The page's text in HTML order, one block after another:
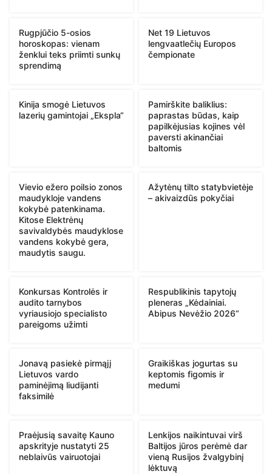
Rugpjūčio 5-osios
horoskopas: vienam
ženklui teks priimti sunkų
sprendimą
Net 19 Lietuvos
lengvaatlečių Europos
čempionate
Kinija smogė Lietuvos
lazerių gamintojai „Ekspla“
Pamirškite baliklius:
paprastas būdas, kaip
papilkėjusias kojines vėl
paversti akinančiai
baltomis
Vievio ežero poilsio zonos
maudykloje vandens
kokybė patenkinama.
Kitose Elektrėnų
savivaldybės maudyklose
vandens kokybė gera,
maudytis saugu.
Ažytėnų tilto statybvietėje
– akivaizdūs pokyčiai
Konkursas Kontrolės ir
audito tarnybos
vyriausiojo specialisto
pareigoms užimti
Respublikinis tapytojų
pleneras „Kėdainiai.
Abipus Nevėžio 2026“
Jonavą pasiekė pirmąjį
Lietuvos vardo
paminėjimą liudijanti
faksimilė
Graikiškas jogurtas su
keptomis figomis ir
medumi
Praėjusią savaitę Kauno
apskrityje nustatyti 25
neblaivūs vairuotojai
Lenkijos naikintuvai virš
Baltijos jūros perėmė dar
vieną Rusijos žvalgybinį
lėktuvą